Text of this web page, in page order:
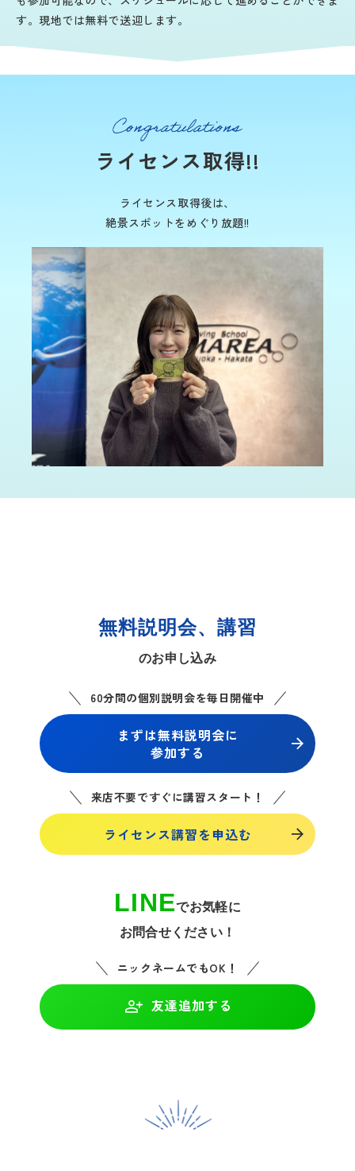
す。現地では無料で送迎します。
ライセンス取得!!
ライセンス取得後は、
絶景スポットをめぐり放題!!
無料説明会、講習
のお申し込み
60分間の個別説明会を毎日開催中
まずは無料説明会に
参加する
来店不要ですぐに講習スタート！
ライセンス講習を申込む
LINEでお気軽に
お問合せください！
ニックネームでもOK！
友達追加する